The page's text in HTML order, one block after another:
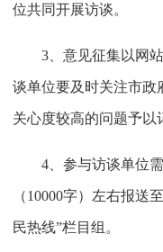
位共同开展访谈。
3、意见征集以网
谈单位要及时关注市政
关心度较高的问题予以
4、参与访谈单位
（10000字）左右报送
民热线”栏目组。